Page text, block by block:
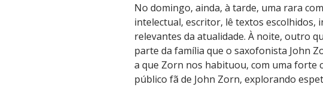
No domingo, ainda, à tarde, uma rara
intelectual, escritor, lê textos escolhidos,
relevantes da atualidade. À noite, outro
parte da família que o saxofonista John
a que Zorn nos habituou, com uma forte
público fã de John Zorn, explorando